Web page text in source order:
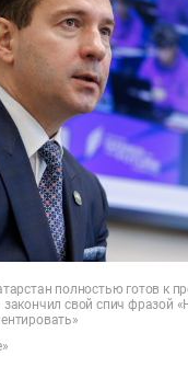
полностью готов к
закончил свой спич фразой